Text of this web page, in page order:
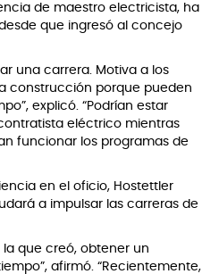
de maestro electricista, ha
que ingresó al concejo
una carrera. Motiva a los
construcción porque pueden
explicó. “Podrían estar
eléctrico mientras
funcionar los programas de
en el oficio, Hostettler
a impulsar las carreras de
la que creó, obtener un
afirmó. “Recientemente,